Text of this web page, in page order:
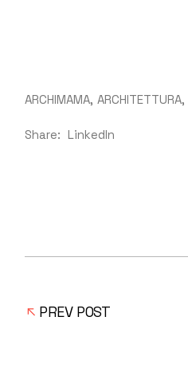
ARCHIMAMA ARCHITETTURA
Share: LinkedIn
PREV POST